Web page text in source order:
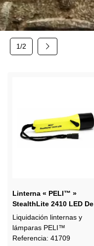
1/2
Linterna « PELI™ »
StealthLite 2410 LED De
Segunda Generación
Liquidación linternas y
lámparas PELI™
Referencia: 41709